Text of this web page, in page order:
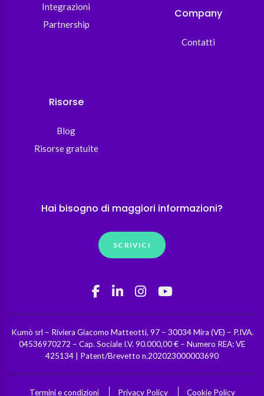
Integrazioni
Partnership
Company
Contatti
Risorse
Blog
Risorse gratuite
Hai bisogno di maggiori informazioni?
SCRIVICI
Kumò srl – Riviera Giacomo Matteotti, 97 – 30034 Mira (VE) – P.IVA.
04536970272 – Cap. Sociale I.V. 90.000,00 € – Numero REA: VE
425134 | Patent/Brevetto n.202023000003690
Termini e condizioni Privacy Policy Cookie Policy